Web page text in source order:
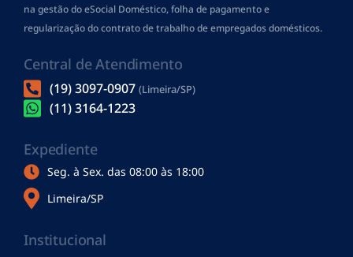
na gestão do eSocial Doméstico, folha de pagamentoe
regularização do contrato de trabalho de empregados domésticos.
Central de Atendimento
(19) 3097-0907 (Limeira/SP)
(11) 3164-1223
Expediente
Seg. à Sex. das 08:00 às 18:00
Limeira/SP
Institucional